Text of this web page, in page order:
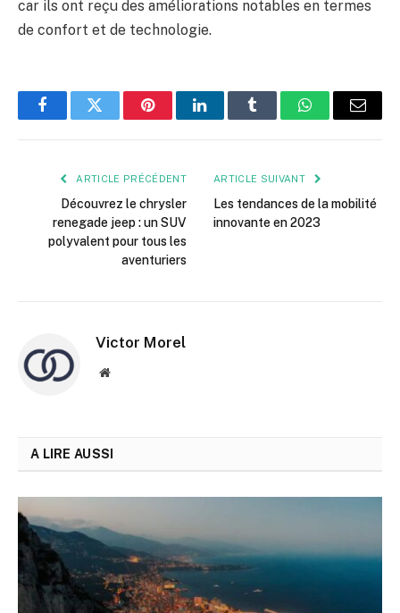
car ils ont reçu des améliorations notables en termes
de confort et de technologie.
FacebookTwitter PinterestLinkedInTumblr WhatsApp
E-
ARTICLE PRÉCÉDENT
Découvrez le chrysler
renegade jeep : un SUV
polyvalent pour tous les
aventuriers
ARTICLE SUIVANT
Les tendances de la mobilité
innovante en 2023
Victor Morel
Site
A LIRE AUSSI